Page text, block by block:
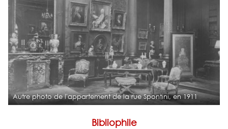
Autre photo de l'appartement de la rue Spontini, en 1911
Bibliophile